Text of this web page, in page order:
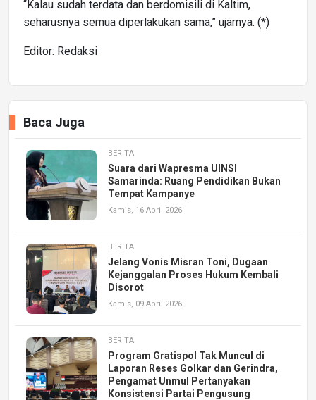
“Kalau sudah terdata dan berdomisili di Kaltim,
seharusnya semua diperlakukan sama,” ujarnya. (*)
Editor: Redaksi
Baca Juga
BERITA
Suara dari Wapresma UINSI
Samarinda: Ruang Pendidikan Bukan
Tempat Kampanye
Kamis, 16 April 2026
BERITA
Jelang Vonis Misran Toni, Dugaan
Kejanggalan Proses Hukum Kembali
Disorot
Kamis, 09 April 2026
BERITA
Program Gratispol Tak Muncul di
Laporan Reses Golkar dan Gerindra,
Pengamat Unmul Pertanyakan
Konsistensi Partai Pengusung